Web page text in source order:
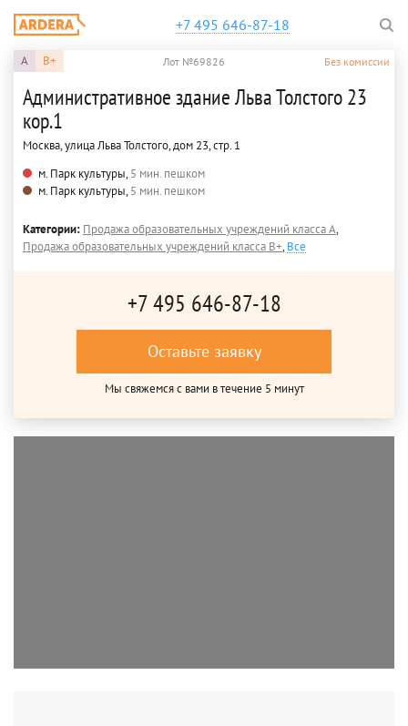
+7 495 646-87-18
A B+ Лот №69826 Без комиссии
Административное здание Льва Толстого 23
кор.1
Москва, улица Льва Толстого, дом 23, стр. 1
м. Парк культуры,5 мин. пешком
м. Парк культуры,5 мин. пешком
Категории: Продажа образовательных учреждений класса A,
Продажа образовательных учреждений класса B+,Все
+7 495 646-87-18
Оставьте заявку
Мы свяжемся с вами в течение 5 минут